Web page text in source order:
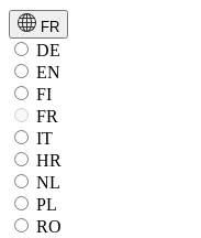
FR
DE
EN
FI
FR
IT
HR
NL
PL
RO